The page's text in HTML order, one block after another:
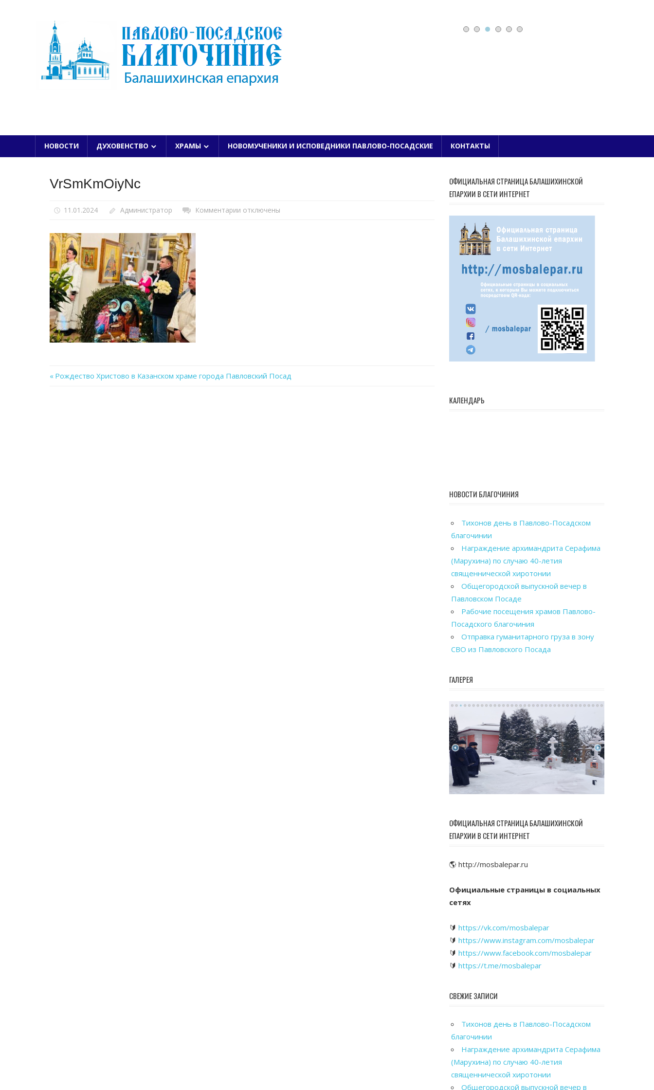
ПАВЛОВО-ПОСАДСКОЕ БЛАГОЧИНИЕ
НОВОСТИ ДУХОВЕНСТВО ХРАМЫ НОВОМУЧЕНИКИ И ИСПОВЕДНИКИ ПАВЛОВО-ПОСАДСКИЕ КОНТАКТЫ
VrSmKmOiyNc
11.01.2024 Администратор Комментарии котключены
Previous
Рождество Христово в Казанском храме города Павловский Посад
ОФИЦИАЛЬНАЯ СТРАНИЦА БАЛАШИХИНСКОЙ
ЕПАРХИИ В СЕТИ ИНТЕРНЕТ
КАЛЕНДАРЬ
НОВОСТИ БЛАГОЧИНИЯ
Тихонов день в Павлово-Посадском
благочинии
Награждение архимандрита Серафима
(Марухина) по случаю 40-летия
священнической хиротонии
Общегородской выпускной вечер в
Павловском Посаде
Рабочие посещения храмов Павлово-
Посадского благочиния
Отправка гуманитарного груза в зону
СВО из Павловского Посада
ГАЛЕРЕЯ
ОФИЦИАЛЬНАЯ СТРАНИЦА БАЛАШИХИНСКОЙ
ЕПАРХИИ В СЕТИ ИНТЕРНЕТ
🌎 http://mosbalepar.ru
Официальные страницы в социальных
сетях
🔰 https://vk.com/mosbalepar
🔰 https://www.instagram.com/mosbalepar
🔰 https://www.facebook.com/mosbalepar
🔰 https://t.me/mosbalepar
СВЕЖИЕ ЗАПИСИ
Тихонов день в Павлово-Посадском
благочинии
Награждение архимандрита Серафима
(Марухина) по случаю 40-летия
священнической хиротонии
Общегородской выпускной вечер в